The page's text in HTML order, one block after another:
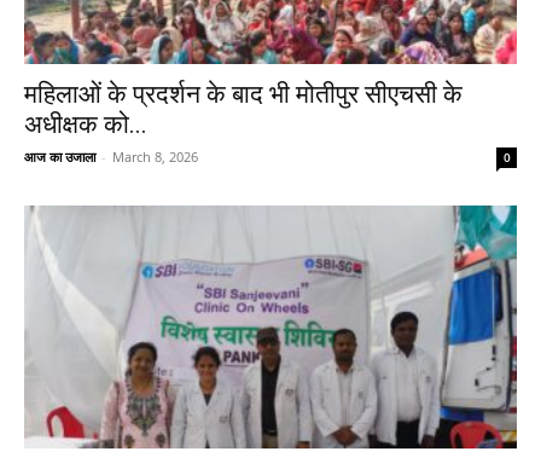
महिलाओं के प्रदर्शन के बाद भी मोतीपुर सीएचसी के
अधीक्षक को...
आज का उजाला - March 8, 2026 0